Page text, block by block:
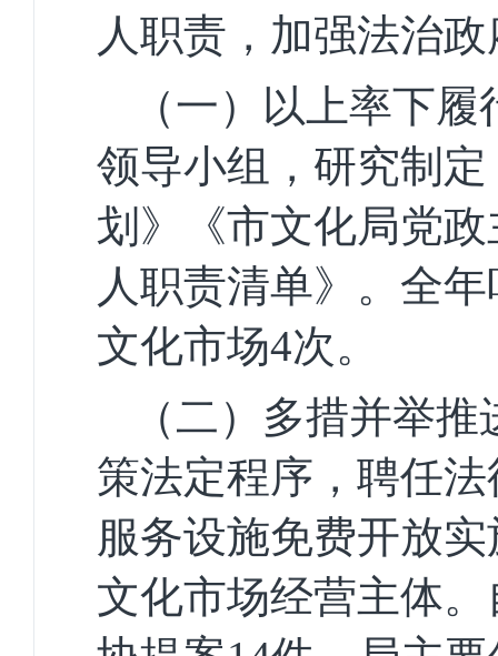
人职责，加强法治
（一） 以上率下履
领导小组，研究制定
划》《市文化局党
人职责清单》 。全年
文化市场4次。
（二）多措并举
策法定程序，聘任
服务设施免费开放
文化市场经营主体